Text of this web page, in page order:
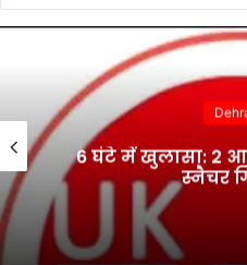
भानियावाला में
शिविर में 41